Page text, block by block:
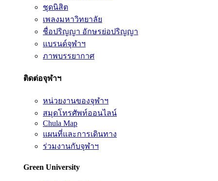
ชุดนิสิต
เพลงมหาวิทยาลัย
ชื่อปริญญา อักษรย่อปริญญา
แบรนด์จุฬาฯ
ภาพบรรยากาศ
ติดต่อจุฬาฯ
หน่วยงานของจุฬาฯ
สมุดโทรศัพท์ออนไลน์
Chula Map
แผนที่และการเดินทาง
ร่วมงานกับจุฬาฯ
Green University